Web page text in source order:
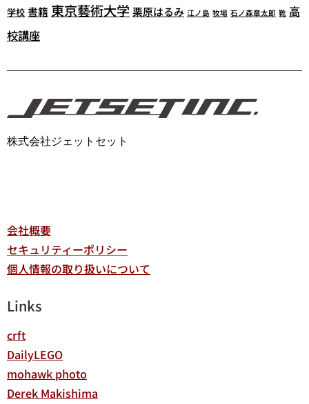
学校 書籍 東京藝術大学栗原はるみ 江ノ島 牧場 石ノ森章太郎 靴 高
校講座
株式会社ジェットセット
会社概要
セキュリティーポリシー
個人情報の取り扱いについて
Links
crft
DailyLEGO
mohawk photo
Derek Makishima